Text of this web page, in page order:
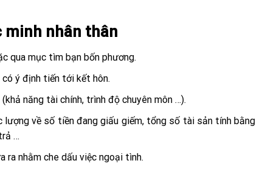
minh nhân thân
qua mục tìm bạn bốn phương.
có ý định tiến tới kết hôn.
năng tài chính, trình độ chuyên môn …).
lượng về số tiền đang giấu giếm, tổng số tài sản tính
…
nhằm che dấu việc ngoại tình.